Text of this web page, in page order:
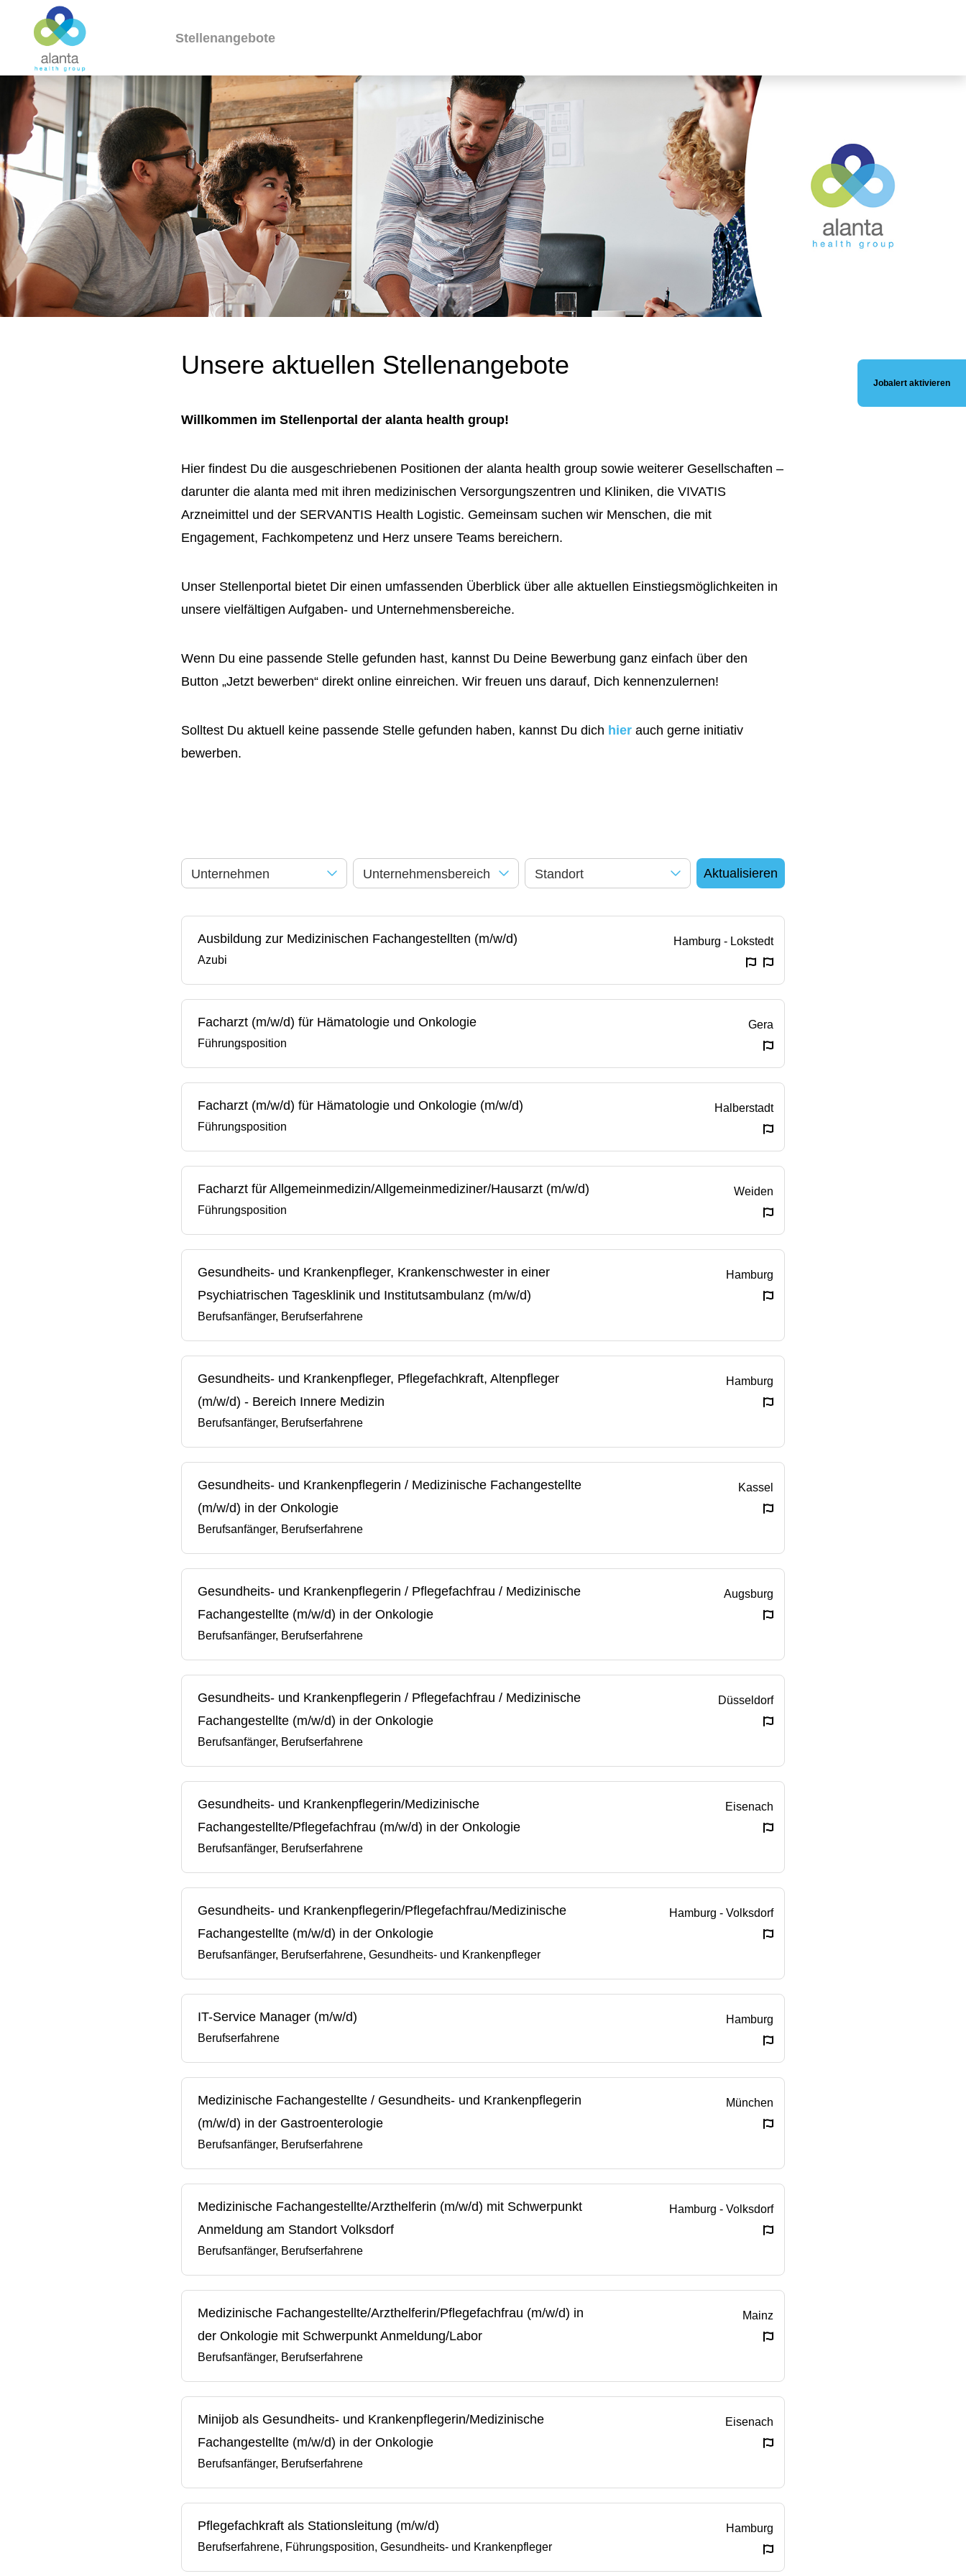
Stellenangebote
Unsere aktuellen Stellenangebote
Willkommen im Stellenportal der alanta health group!
Hier findest Du die ausgeschriebenen Positionen der alanta health group sowie weiterer Gesellschaften –
darunter die alanta med mit ihren medizinischen Versorgungszentren und Kliniken, die VIVATIS
Arzneimittel und der SERVANTIS Health Logistic. Gemeinsam suchen wir Menschen, die mit
Engagement, Fachkompetenz und Herz unsere Teams bereichern.
Unser Stellenportal bietet Dir einen umfassenden Überblick über alle aktuellen Einstiegsmöglichkeiten in
unsere vielfältigen Aufgaben- und Unternehmensbereiche.
Wenn Du eine passende Stelle gefunden hast, kannst Du Deine Bewerbung ganz einfach über den
Button „Jetzt bewerben“ direkt online einreichen. Wir freuen uns darauf, Dich kennenzulernen!
Solltest Du aktuell keine passende Stelle gefunden haben, kannst Du dich hier auch gerne initiativ
bewerben.
Unternehmen Unternehmensbereich Standort Aktualisieren
Ausbildung zur Medizinischen Fachangestellten (m/w/d)
Azubi
Hamburg - Lokstedt
Facharzt (m/w/d) für Hämatologie und Onkologie
Führungsposition
Gera
Facharzt (m/w/d) für Hämatologie und Onkologie (m/w/d)
Führungsposition
Halberstadt
Facharzt für Allgemeinmedizin/Allgemeinmediziner/Hausarzt (m/w/d)
Führungsposition
Weiden
Gesundheits- und Krankenpfleger, Krankenschwester in einer
Psychiatrischen Tagesklinik und Institutsambulanz (m/w/d)
Berufsanfänger, Berufserfahrene
Hamburg
Gesundheits- und Krankenpfleger, Pflegefachkraft, Altenpfleger
(m/w/d) - Bereich Innere Medizin
Berufsanfänger, Berufserfahrene
Hamburg
Gesundheits- und Krankenpflegerin / Medizinische Fachangestellte
(m/w/d) in der Onkologie
Berufsanfänger, Berufserfahrene
Kassel
Gesundheits- und Krankenpflegerin / Pflegefachfrau / Medizinische
Fachangestellte (m/w/d) in der Onkologie
Berufsanfänger, Berufserfahrene
Augsburg
Gesundheits- und Krankenpflegerin / Pflegefachfrau / Medizinische
Fachangestellte (m/w/d) in der Onkologie
Berufsanfänger, Berufserfahrene
Düsseldorf
Gesundheits- und Krankenpflegerin/Medizinische
Fachangestellte/Pflegefachfrau (m/w/d) in der Onkologie
Berufsanfänger, Berufserfahrene
Eisenach
Gesundheits- und Krankenpflegerin/Pflegefachfrau/Medizinische
Fachangestellte (m/w/d) in der Onkologie
Berufsanfänger, Berufserfahrene, Gesundheits- und Krankenpfleger
Hamburg - Volksdorf
IT-Service Manager (m/w/d)
Berufserfahrene
Hamburg
Medizinische Fachangestellte / Gesundheits- und Krankenpflegerin
(m/w/d) in der Gastroenterologie
Berufsanfänger, Berufserfahrene
München
Medizinische Fachangestellte/Arzthelferin (m/w/d) mit Schwerpunkt
Anmeldung am Standort Volksdorf
Berufsanfänger, Berufserfahrene
Hamburg - Volksdorf
Medizinische Fachangestellte/Arzthelferin/Pflegefachfrau (m/w/d) in
der Onkologie mit Schwerpunkt Anmeldung/Labor
Berufsanfänger, Berufserfahrene
Mainz
Minijob als Gesundheits- und Krankenpflegerin/Medizinische
Fachangestellte (m/w/d) in der Onkologie
Berufsanfänger, Berufserfahrene
Eisenach
Pflegefachkraft als Stationsleitung (m/w/d)
Berufserfahrene, Führungsposition, Gesundheits- und Krankenpfleger
Hamburg
Jobalert aktivieren